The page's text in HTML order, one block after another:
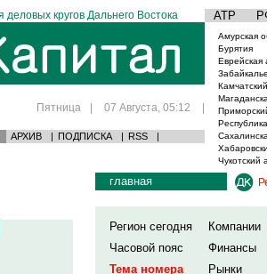
кругов Дальнего Востока АТР
Пятница | 07 Августа, 05:12 |
АРХИВ | ПОДПИСКА | RSS |
Амурская
Бурятия
Еврейская
Чукотский
главная
Регион сегодня
Компании
Часовой пояс
Финансы
Тема номера
Рынки